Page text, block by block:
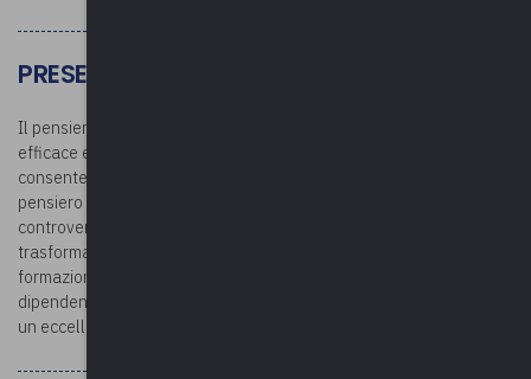
PRESENTAZIONE
Il pensiero critico è la capacità di valutare una situazione in modo
efficace e decidere quale linea d'azione è la migliore. Tale abilità
consente di analizzare fatti, prove e argomenti applicando un
pensiero chiaro e razionale che aiuta a formare un giudizio. Le
controversie tra colleghi o clienti sono inevitabili, ma non devono
trasformarsi in conflitti aperti se gestiti correttamente. La
formazione sulla risoluzione dei conflitti può insegnare ai
dipendenti a gestire efficacemente i disaccordi e anche a fornire
un eccellente servizio clienti.